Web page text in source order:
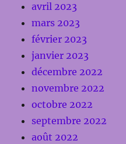
avril 2023
mars 2023
février 2023
janvier 2023
décembre 2022
novembre 2022
octobre 2022
septembre 2022
août 2022